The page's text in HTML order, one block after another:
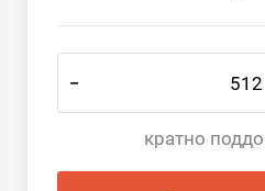
–
кратно